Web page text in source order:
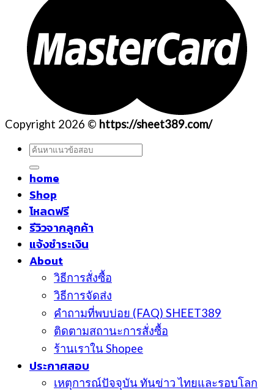
Copyright 2026 © https://sheet389.com/
ค้นหา:
home
Shop
โหลดฟรี
รีวิวจากลูกค้า
แจ้งชำระเงิน
About
วิธีการสั่งซื้อ
วิธีการจัดส่ง
คำถามที่พบบ่อย (FAQ) SHEET389
ติดตามสถานะการสั่งซื้อ
ร้านเราใน Shopee
ประกาศสอบ
เหตุการณ์ปัจจุบัน ทันข่าว ไทยและรอบโลก